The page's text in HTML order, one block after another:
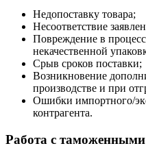
Недопоставку товара;
Несоответствие
Повреждение в
некачественной
Срыв сроков поставки;
Возникновение
производстве и при
Ошибки импортного/
контрагента.
Работа с